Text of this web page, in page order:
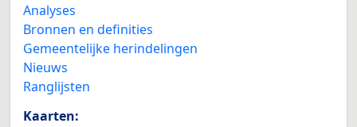
Analyses
Bronnen en definities
Gemeentelijke herindelingen
Nieuws
Ranglijsten
Kaarten: